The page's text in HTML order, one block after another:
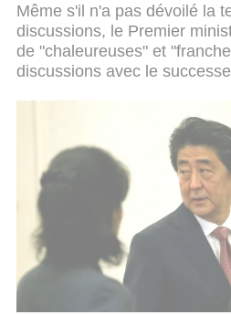
Même s'il n'a pas dévoilé la
discussions, le Premier
de "chaleureuses" et
discussions avec le